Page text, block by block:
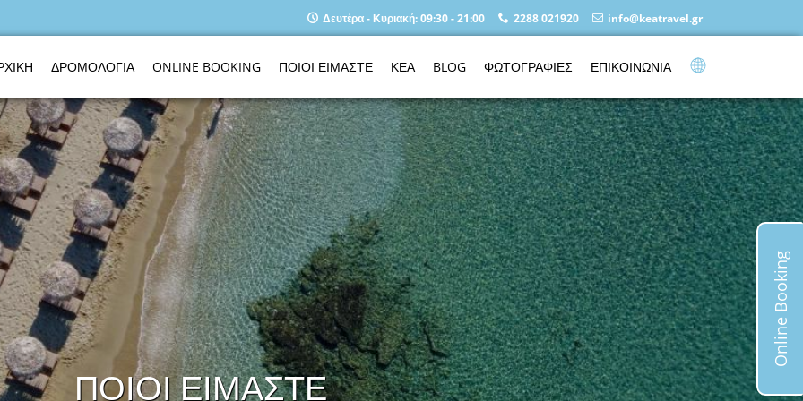
Δευτέρα - Κυριακή: 09:30 - 21:00 2288 021920 info@keatravel.gr
ΔΡΟΜΟΛΟΓΙΑ ONLINE BOOKING ΠΟΙΟΙ ΕΙΜΑΣΤΕ ΚΕΑ BLOG ΦΩΤΟΓΡΑΦΙΕΣ ΕΠΙΚΟΙΝΩΝΙΑ
Online Booking
ΠΟΙΟΙ ΕΙΜΑΣΤΕ